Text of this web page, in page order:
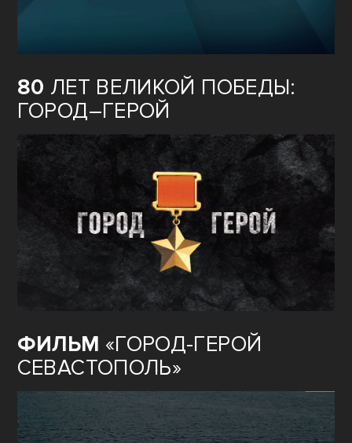
80 ЛЕТ ВЕЛИКОЙ ПОБЕДЫ:
ГОРОД–ГЕРОЙ
ФИЛЬМ «ГОРОД-ГЕРОЙ
СЕВАСТОПОЛЬ»